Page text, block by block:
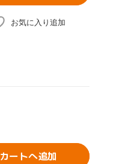
お気に入り追加
カートへ追加